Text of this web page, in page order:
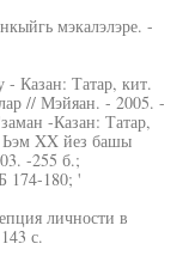
мэкалэлэре. -
- Казан: Татар, кит.
// Мэйяан. - 2005. -
-Казан: Татар,
XX йез башы
-255 б.;
174-180; '
личности в
с.